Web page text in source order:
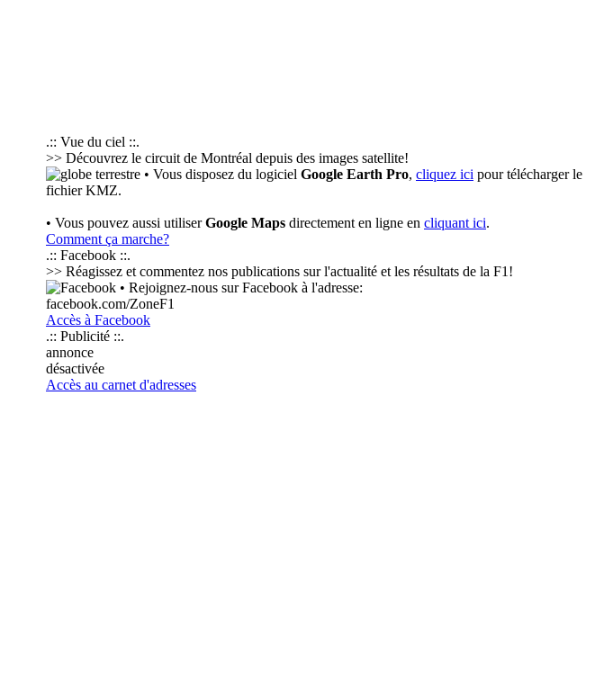
.:: Vue du ciel ::.
>> Découvrez le circuit de Montréal depuis des images satellite!
• Vous disposez du logiciel Google Earth Pro, cliquez ici pour télécharger le
fichier KMZ.
• Vous pouvez aussi utiliserGoogle Maps directement en ligne en cliquant ici.
Comment ça marche?
.:: Facebook ::.
>> Réagissez et commentez nos publications sur l'actualité et les résultats de la F1!
• Rejoignez-nous sur Facebook à l'adresse:
facebook.com/ZoneF1
Accès à Facebook
.:: Publicité ::.
annonce
désactivée
Accès au carnet d'adresses